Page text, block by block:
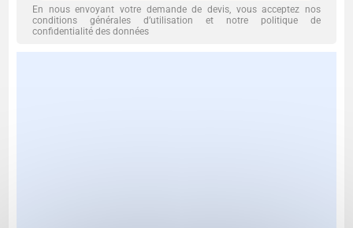
En nous envoyant votre demande de devis, vous acceptez nos
conditions générales d’utilisation et notre politique de
confidentialité des données